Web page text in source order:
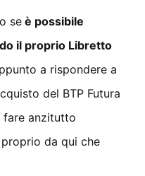
se è possibile
il proprio Libretto
a rispondere a
del BTP Futura
fare anzitutto
proprio da qui che